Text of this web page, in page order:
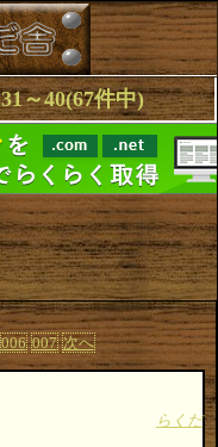
～40(67件中)
006 007 次へ
らくだ